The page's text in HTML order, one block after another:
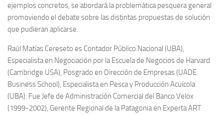
ejemplos concretos, se abordará la problemática pesquera general
promoviendo el debate sobre las distintas propuestas de solución
que pudieran aplicarse.
Raúl Matías Cereseto es Contador Público Nacional (UBA),
Especialista en Negociación por la Escuela de Negocios de Harvard
(Cambridge USA), Posgrado en Dirección de Empresas (UADE
Business School), Especialista en Pesca y Producción Acuícola
(UBA). Fue Jefe de Administración Comercial del Banco Velox
(1999-2002), Gerente Regional de la Patagonia en Experta ART